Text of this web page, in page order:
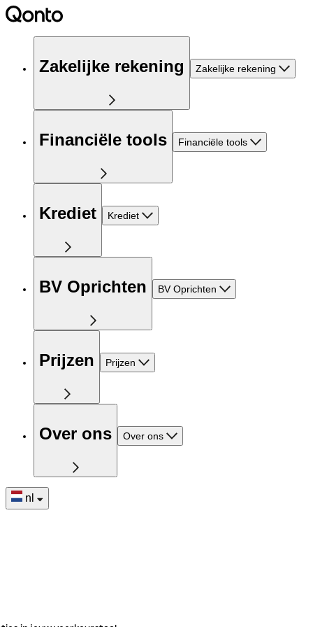
Zakelijke rekening Zakelijke rekening
Financiële tools Financiële tools
Krediet Krediet
BV Oprichten BV Oprichten
Prijzen Prijzen
Over ons Over ons
nl